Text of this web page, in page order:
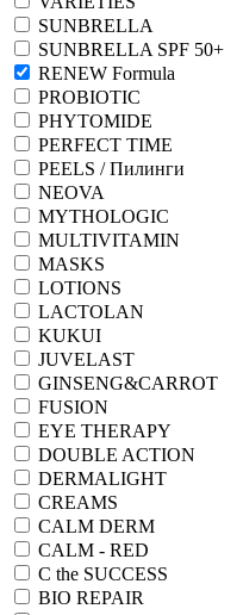
SUNBRELLA
SUNBRELLA SPF 50+
RENEW Formula
PROBIOTIC
PHYTOMIDE
PERFECT TIME
PEELS / Пилинги
NEOVA
MYTHOLOGIC
MULTIVITAMIN
MASKS
LOTIONS
LACTOLAN
KUKUI
JUVELAST
GINSENG&CARROT
FUSION
EYE THERAPY
DOUBLE ACTION
DERMALIGHT
CREAMS
CALM DERM
CALM - RED
C the SUCCESS
BIO REPAIR